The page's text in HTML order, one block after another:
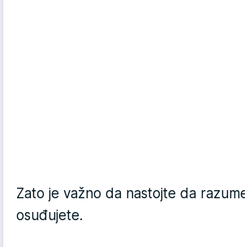
Zato je važno da nastojte da
osuđujete.